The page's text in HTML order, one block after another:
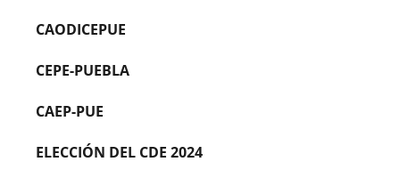
CAODICEPUE
CEPE-PUEBLA
CAEP-PUE
ELECCIÓN DEL CDE 2024